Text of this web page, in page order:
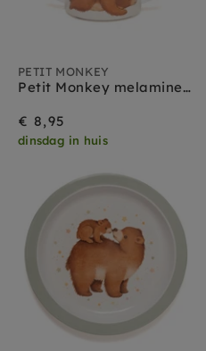
PETIT MONKEY
Petit Monkey melamine tuitbeker met oren Bear and Stars
€ 8,95
dinsdag in huis